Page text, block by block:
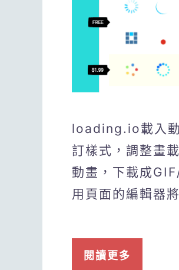
loading.io載入動
訂樣式，調整畫
動畫，下載成
用頁面的編輯器
閱讀更多